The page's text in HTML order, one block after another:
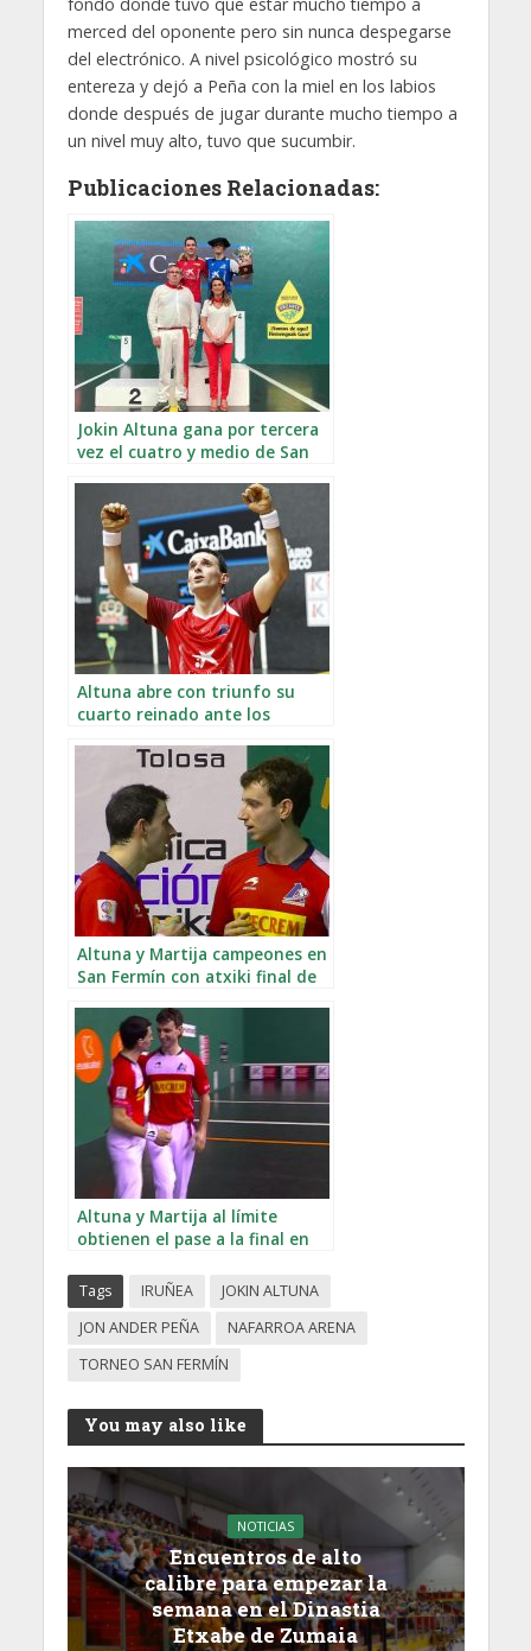
merced del oponente pero sin nunca despegarse
del electrónico. A nivel psicológico mostró su
entereza y dejó a Peña con la miel en los labios
donde después de jugar durante mucho tiempo a
un nivel muy alto, tuvo que sucumbir.
Publicaciones Relacionadas:
Jokin Altuna gana por tercera
vez el cuatro y medio de San
Altuna abre con triunfo su
cuarto reinado ante los
Altuna y Martija campeones en
San Fermín con atxiki final de
Altuna y Martija al límite
obtienen el pase a la final en
Tags IRUÑEA
JOKIN ALTUNA
JON ANDER PEÑA
NAFARROA ARENA
TORNEO SAN FERMÍN
You may also like
NOTICIAS
Encuentros de alto
calibre para empezar la
semana en el Dinastia
Etxabe de Zumaia